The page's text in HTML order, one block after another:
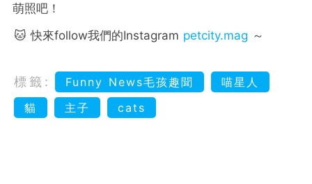
萌照吧！
🐱 快來follow我們的Instagram petcity.mag ～
標籤: Funny News毛孩趣聞
喵星人
貓
主子 cats